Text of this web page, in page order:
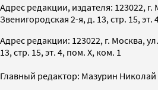
Адрес редакции, издателя: 123022, г.
Звенигородская 2-я, д. 13, стр. 15, эт.
Адрес редакции: 123022, г. Москва,
13, стр. 15, эт. 4, пом. X, ком. 1
Главный редактор: Мазурин